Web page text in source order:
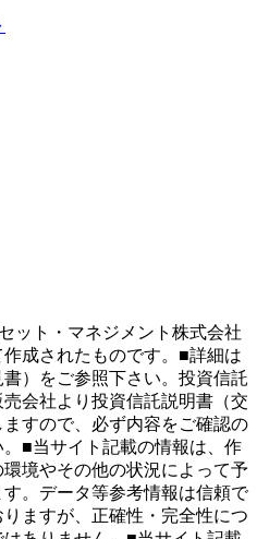
ット・マネジメント株式会社
成されたものです。■詳細は
）をご参照下さい。投資信託
会社より投資信託説明書（交
すので、必ず内容をご確認の
。■当サイト記載の情報は、作
境やその他の状況によって予
。データ等参考情報は信頼で
ますが、正確性・完全性につ